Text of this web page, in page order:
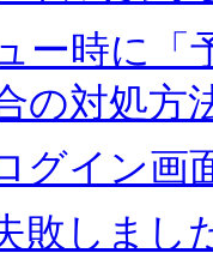
ー時に「
の対処方
グイン画
敗しま